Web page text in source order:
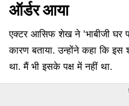
ऑर्डर आया
एक्टर आसिफ शेख ने 'भाबीजी
कारण बताया. उन्होंने कहा कि इस
था. मैं भी इसके पक्ष में नहीं था.